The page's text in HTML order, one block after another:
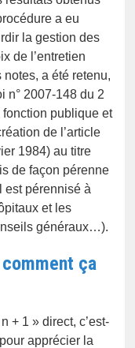
a eu
la gestion des
de l’entretien
a été retenu,
n° 2007-148 du 2
publique et
de l’article
1984) au titre
de façon pérenne
est pérennisé à
et les
généraux…).
ça
+ 1 » direct, c’est-
apprécier la